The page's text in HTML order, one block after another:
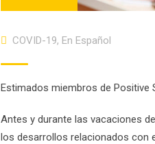
COVID-19, En Español
Estimados miembros de Positive
Antes y durante las vacaciones
los desarrollos relacionados con